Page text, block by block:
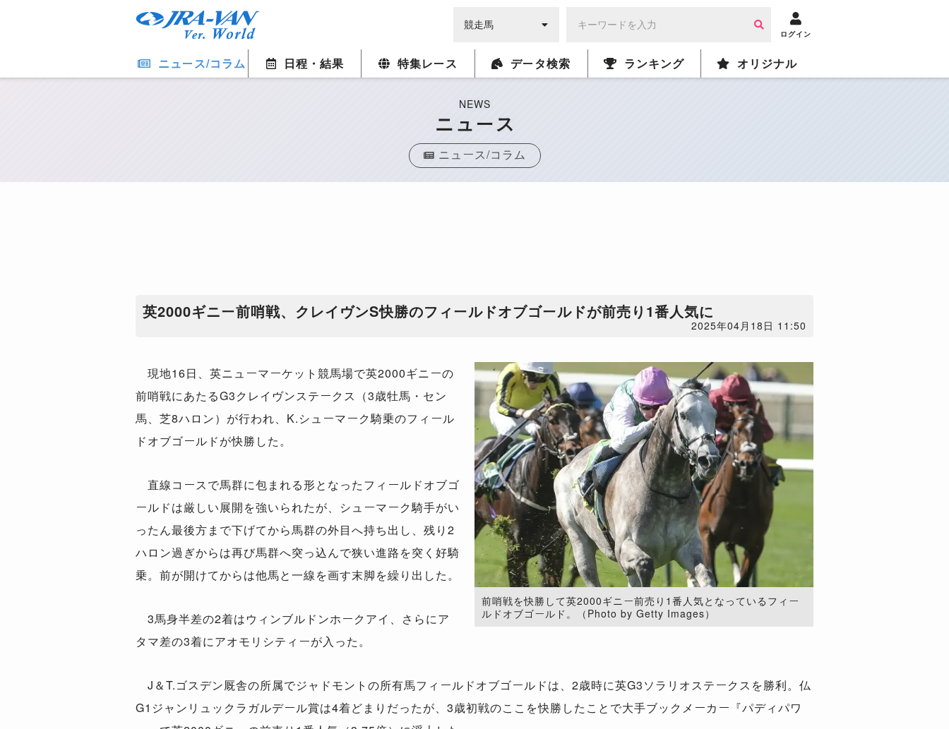
ログイン
ニュース/コラム 日程・結果 特集レース データ検索 ランキング オリジナル
NEWS
ニュース
ニュース/コラム
英2000ギニー前哨戦、クレイヴンS快勝のフィールドオブゴールドが前売り1番人気に
2025年04月18日 11:50
前哨戦を快勝して英2000ギニー前売り1番人気となっているフィー
ルドオブゴールド。（Photo by Getty Images）
現地16日、英ニューマーケット競馬場で英2000ギニーの
前哨戦にあたるG3クレイヴンステークス（3歳牡馬・セン
馬、芝8ハロン）が行われ、K.シューマーク騎乗のフィール
ドオブゴールドが快勝した。
直線コースで馬群に包まれる形となったフィールドオブゴ
ールドは厳しい展開を強いられたが、シューマーク騎手がい
ったん最後方まで下げてから馬群の外目へ持ち出し、残り2
ハロン過ぎからは再び馬群へ突っ込んで狭い進路を突く好騎
乗。前が開けてからは他馬と一線を画す末脚を繰り出した。
3馬身半差の2着はウィンブルドンホークアイ、さらにア
タマ差の3着にアオモリシティーが入った。
J＆T.ゴスデン厩舎の所属でジャドモントの所有馬フィールドオブゴールドは、2歳時に英G3ソラリオステークスを勝利。仏
G1ジャンリュックラガルデール賞は4着どまりだったが、3歳初戦のここを快勝したことで大手ブックメーカー『パディパワ